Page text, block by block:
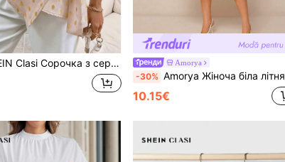
з середнім рукавом і бантом, робочі жіночі блузки, осінні жіночі вбрання, приталена сорочка Amorya
-30% Amorya Жіноча біла літня елегантна офісна сукня з круглим вирізом без рукавів, структурний дизайн, розріз на подолі, для випускного, бізнес-кежуал, церкви, вчительки, вечірнього виходу
10.15€